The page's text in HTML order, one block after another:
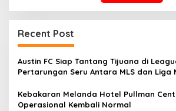
Recent Post
Austin FC Siap Tantang Tijuana di
Pertarungan Seru Antara MLS dan Liga
Kebakaran Melanda Hotel Pullman
Operasional Kembali Normal